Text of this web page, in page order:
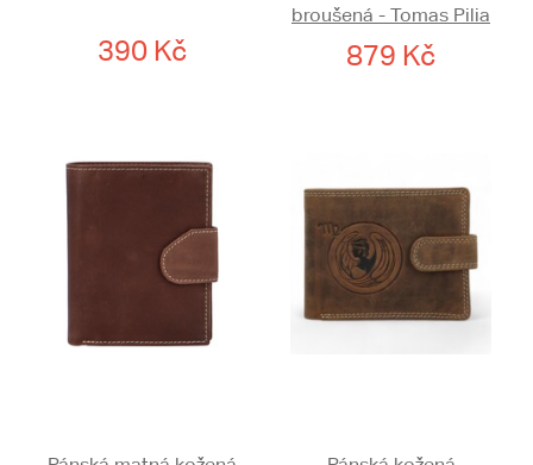
390 Kč
broušená - Tomas Pilia
879 Kč